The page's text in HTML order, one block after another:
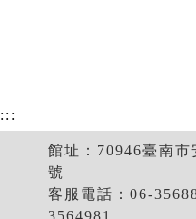
:::
館址：70946臺南
號
客服電話：06-